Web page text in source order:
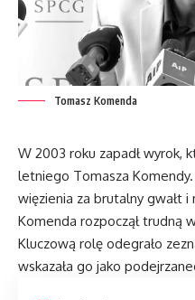
Tomasz Komenda
W 2003 roku zapadł wyrok,
letniego Tomasza Komendy.
więzienia za brutalny gwałt i
Komenda rozpoczął trudną
Kluczową rolę odegrało
wskazała go jako